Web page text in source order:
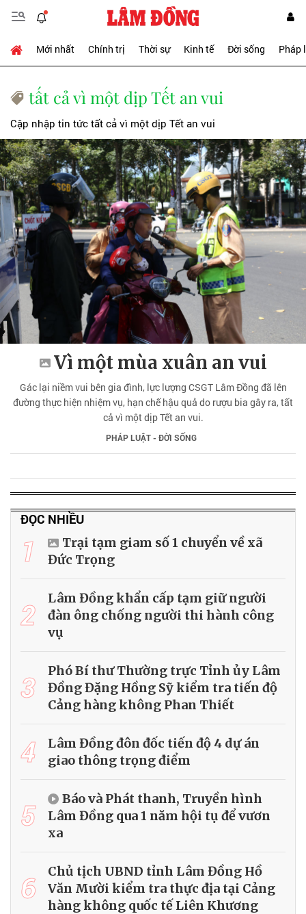
Mới nhất Chính trị Thời sự Kinh tế Đời sống Pháp
tất cả vì một dịp Tết an vui
Cập nhập tin tức tất cả vì một dịp Tết an vui
Vì một mùa xuân an vui
Gác lại niềm vui bên gia đình, lực lượng CSGT Lâm Đồng đã lên
đường thực hiện nhiệm vụ, hạn chế hậu quả do rượu bia gây ra, tất
cả vì một dịp Tết an vui.
PHÁP LUẬT - ĐỜI SỐNG
ĐỌC NHIỀU
1
Trại tạm giam số 1 chuyển về xã
Đức Trọng
2
Lâm Đồng khẩn cấp tạm giữ người
đàn ông chống người thi hành công
vụ
3
Phó Bí thư Thường trực Tỉnh ủy Lâm
Đồng Đặng Hồng Sỹ kiểm tra tiến độ
Cảng hàng không Phan Thiết
4
Lâm Đồng đôn đốc tiến độ 4 dự án
giao thông trọng điểm
5
Báo và Phát thanh, Truyền hình
Lâm Đồng qua 1 năm hội tụ để vươn
xa
6
Chủ tịch UBND tỉnh Lâm Đồng Hồ
Văn Mười kiểm tra thực địa tại Cảng
hàng không quốc tế Liên Khương